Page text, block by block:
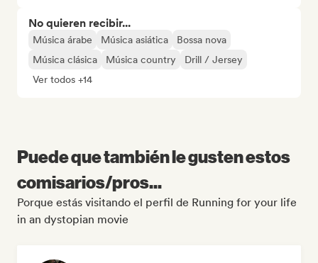
No quieren recibir...
Música árabe Música asiática
Bossa nova
Música clásica
Música country
Drill / Jersey
Ver todos +14
Puede que también le gusten estos
comisarios/pros...
Porque estás visitando el perfil de Running for your life
in an dystopian movie